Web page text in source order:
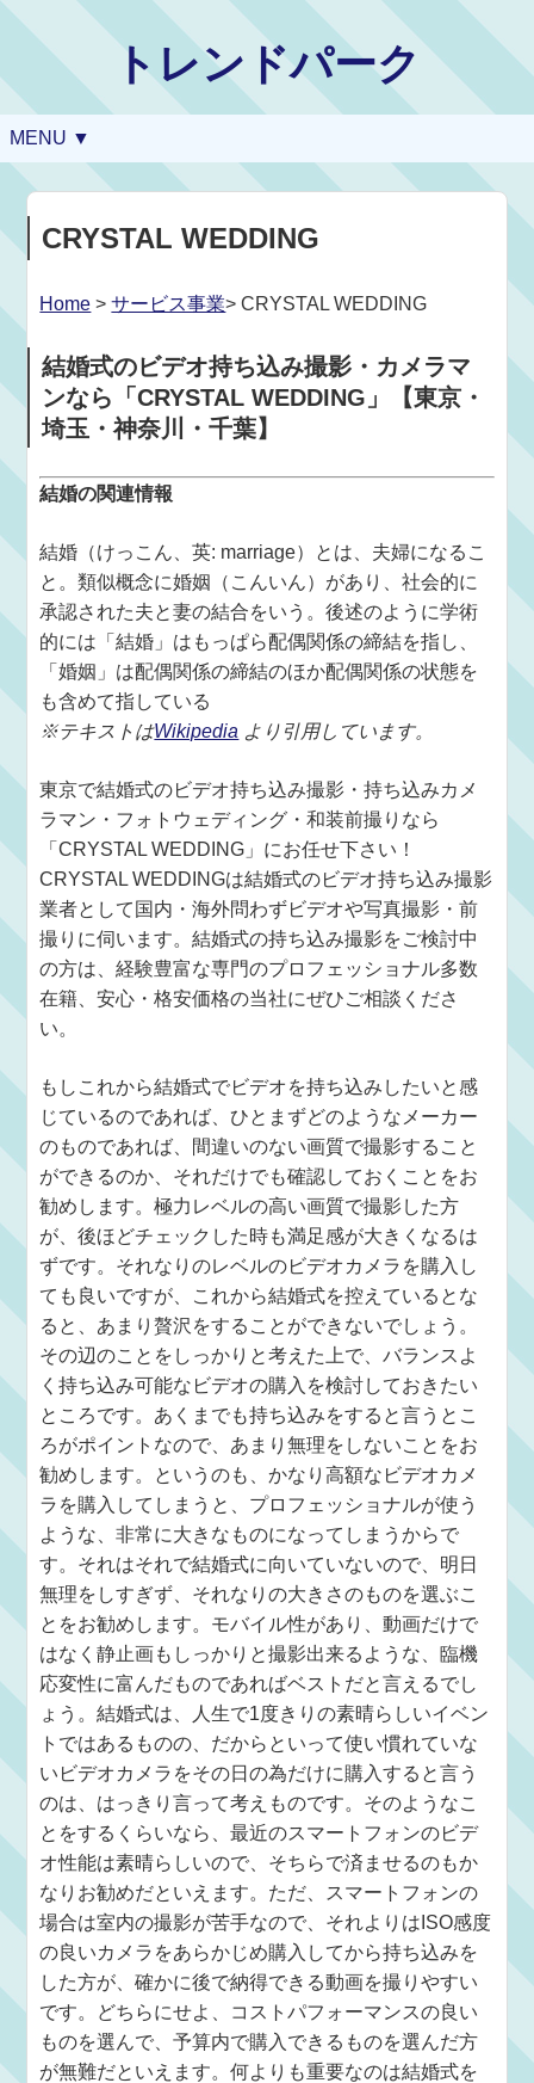
トレンドパーク
MENU ▼
CRYSTAL WEDDING
Home >サービス事業> CRYSTAL WEDDING
結婚式のビデオ持ち込み撮影・カメラマ
ンなら「CRYSTAL WEDDING」【東京・
埼玉・神奈川・千葉】
結婚の関連情報
結婚（けっこん、英: marriage）とは、夫婦になるこ
と。類似概念に婚姻（こんいん）があり、社会的に
承認された夫と妻の結合をいう。後述のように学術
的には「結婚」はもっぱら配偶関係の締結を指し、
「婚姻」は配偶関係の締結のほか配偶関係の状態を
も含めて指している
※テキストはWikipedia より引用しています。
東京で結婚式のビデオ持ち込み撮影・持ち込みカメ
ラマン・フォトウェディング・和装前撮りなら
「CRYSTAL WEDDING」にお任せ下さい！
CRYSTAL WEDDINGは結婚式のビデオ持ち込み撮影
業者として国内・海外問わずビデオや写真撮影・前
撮りに伺います。結婚式の持ち込み撮影をご検討中
の方は、経験豊富な専門のプロフェッショナル多数
在籍、安心・格安価格の当社にぜひご相談くださ
い。
もしこれから結婚式でビデオを持ち込みしたいと感
じているのであれば、ひとまずどのようなメーカー
のものであれば、間違いのない画質で撮影すること
ができるのか、それだけでも確認しておくことをお
勧めします。極力レベルの高い画質で撮影した方
が、後ほどチェックした時も満足感が大きくなるは
ずです。それなりのレベルのビデオカメラを購入し
ても良いですが、これから結婚式を控えているとな
ると、あまり贅沢をすることができないでしょう。
その辺のことをしっかりと考えた上で、バランスよ
く持ち込み可能なビデオの購入を検討しておきたい
ところです。あくまでも持ち込みをすると言うとこ
ろがポイントなので、あまり無理をしないことをお
勧めします。というのも、かなり高額なビデオカメ
ラを購入してしまうと、プロフェッショナルが使う
ような、非常に大きなものになってしまうからで
す。それはそれで結婚式に向いていないので、明日
無理をしすぎず、それなりの大きさのものを選ぶこ
とをお勧めします。モバイル性があり、動画だけで
はなく静止画もしっかりと撮影出来るような、臨機
応変性に富んだものであればベストだと言えるでし
ょう。結婚式は、人生で1度きりの素晴らしいイベン
トではあるものの、だからといって使い慣れていな
いビデオカメラをその日の為だけに購入すると言う
のは、はっきり言って考えものです。そのようなこ
とをするくらいなら、最近のスマートフォンのビデ
オ性能は素晴らしいので、そちらで済ませるのもか
なりお勧めだといえます。ただ、スマートフォンの
場合は室内の撮影が苦手なので、それよりはISO感度
の良いカメラをあらかじめ購入してから持ち込みを
した方が、確かに後で納得できる動画を撮りやすい
です。どちらにせよ、コストパフォーマンスの良い
ものを選んで、予算内で購入できるものを選んだ方
が無難だといえます。何よりも重要なのは結婚式を